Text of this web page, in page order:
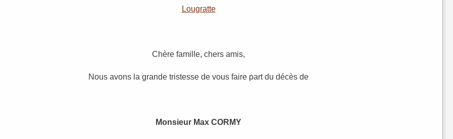
Lougratte
Chère famille, chers amis,
Nous avons la grande tristesse de vous faire part du décès de
Monsieur Max CORMY